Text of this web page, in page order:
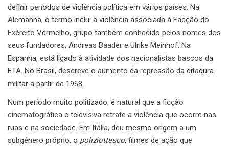
definir períodos de violência política em vários países. Na
Alemanha, o termo inclui a violência associada à Facção do
Exército Vermelho, grupo também conhecido pelos nomes dos
seus fundadores, Andreas Baader e Ulrike Meinhof. Na
Espanha, está ligado à atividade dos nacionalistas bascos da
ETA. No Brasil, descreve o aumento da repressão da ditadura
militar a partir de 1968.
Num período muito politizado, é natural que a ficção
cinematográfica e televisiva retrate a violência que ocorre nas
ruas e na sociedade. Em Itália, deu mesmo origem a um
subgénero próprio, o poliziottesco, filmes de ação que